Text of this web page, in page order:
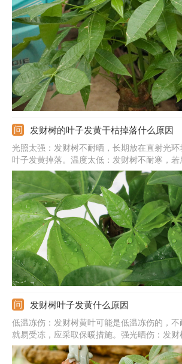
黄叶的话，轻度的可浇水稀释余肥，重度肥
土栽种。
发财树的叶子发黄干枯掉落什么原因
光照太强：发财树不耐晒，长期放在直射光
叶子发黄掉落。温度太低：发财树不耐寒，若
就易受冻，导致黄叶。缺少水分：若生长期
干旱缺水会导致叶子发黄，应及时补水。土壤
重或呈碱性会阻碍根系呼吸，导致黄叶，应换
发财树叶子发黄什么原因
低温冻伤：发财树黄叶可能是低温冻伤的，
就易受冻，应采取保暖措施。强光晒伤：发财
光下暴晒会被晒伤，导致黄叶，应遮光处理
耐旱性极差，长期不浇水会导致黄叶，应及时